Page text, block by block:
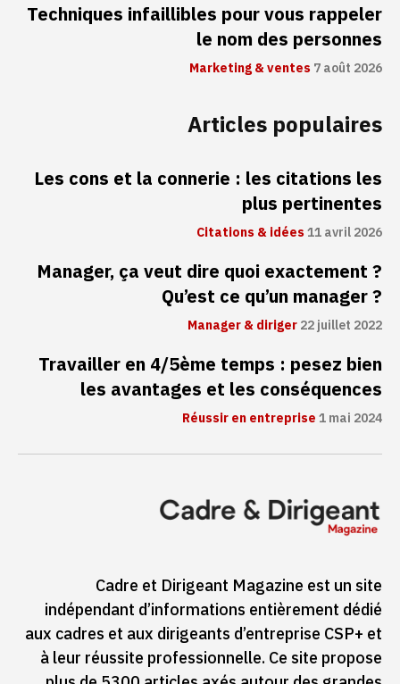
Techniques infaillibles pour vous rappeler
le nom des personnes
Marketing & ventes7 août 2026
Articles populaires
Les cons et la connerie : les citations les
plus pertinentes
Citations & idées11 avril 2026
Manager, ça veut dire quoi exactement ?
Qu’est ce qu’un manager ?
Manager & diriger22 juillet 2022
Travailler en 4/5ème temps : pesez bien
les avantages et les conséquences
Réussir en entreprise1 mai 2024
Cadre et Dirigeant Magazine est un site
indépendant d’informations entièrement dédié
aux cadres et aux dirigeants d’entreprise CSP+ et
à leur réussite professionnelle. Ce site propose